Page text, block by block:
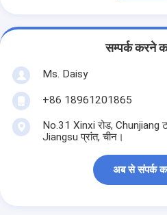
सम्पर्क करने
Ms. Daisy
+86 18961201865
No.31 Xinxi रोड, Chunjiang
Jiangsu प्रांत, चीन।
अब से संपर्क